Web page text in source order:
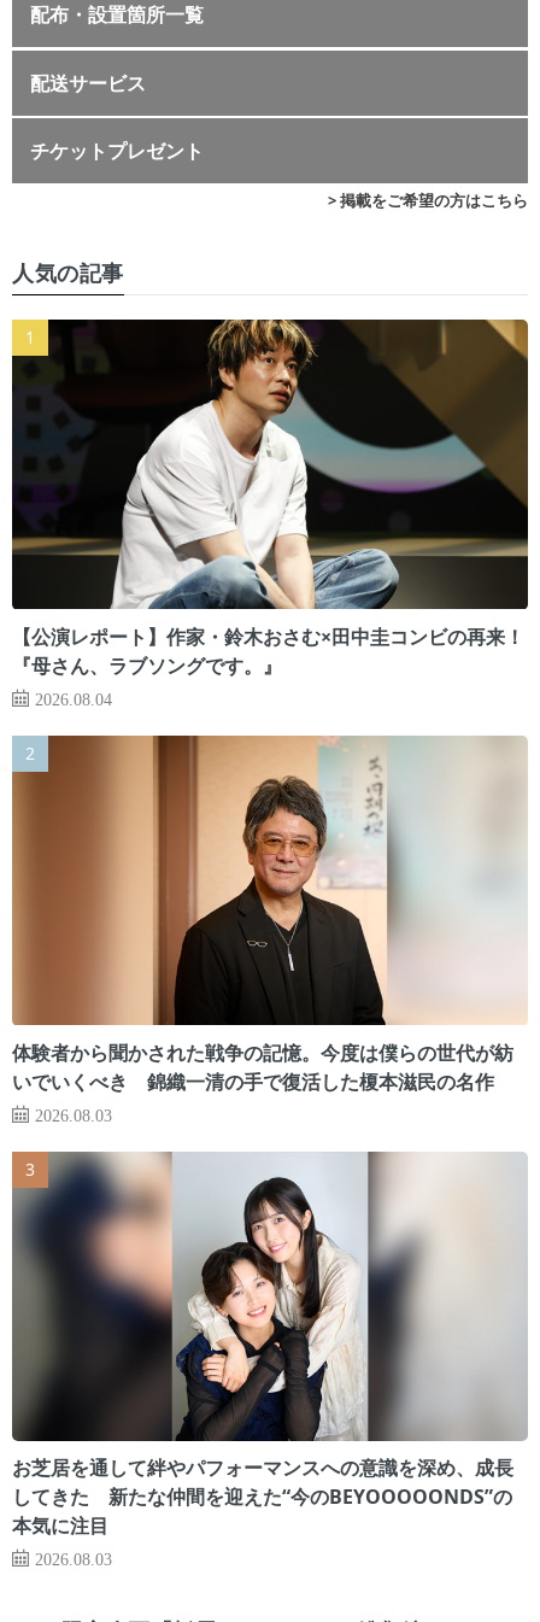
配布・設置箇所一覧
配送サービス
チケットプレゼント
> 掲載をご希望の方はこちら
人気の記事
【公演レポート】作家・鈴木おさむ×田中圭コンビの再来！
『母さん、ラブソングです。』
2026.08.04
体験者から聞かされた戦争の記憶。今度は僕らの世代が紡
いでいくべき 錦織一清の手で復活した榎本滋民の名作
2026.08.03
お芝居を通して絆やパフォーマンスへの意識を深め、成長
してきた 新たな仲間を迎えた“今のBEYOOOOONDS”の
本気に注目
2026.08.03